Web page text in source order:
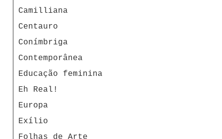
Camilliana
Centauro
Conímbriga
Contemporânea
Educação feminina
Eh Real!
Europa
Exílio
Folhas de Arte